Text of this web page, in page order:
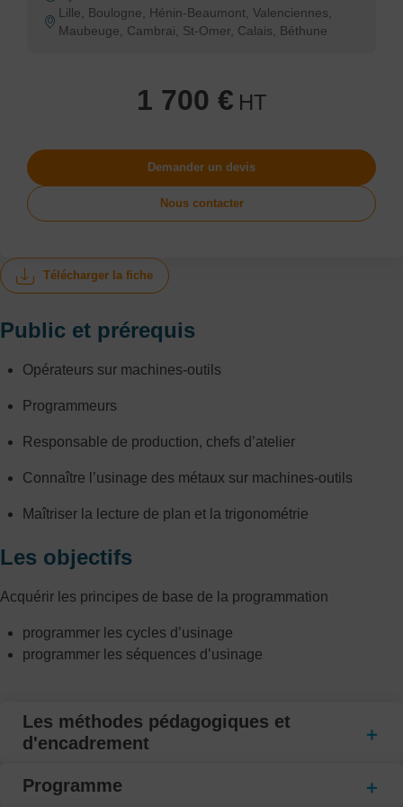
Télécharger la fiche
Public et prérequis
Opérateurs sur machines-outils
Programmeurs
Responsable de production, chefs d’atelier
Connaître l’usinage des métaux sur machines-outils
Maîtriser la lecture de plan et la trigonométrie
Les objectifs
Acquérir les principes de base de la programmation
programmer les cycles d’usinage
programmer les séquences d’usinage
Les méthodes pédagogiques et
d'encadrement
Programme
Lille, Boulogne, Hénin-Beaumont, Valenciennes,
Maubeuge, Cambrai, St-Omer, Calais, Béthune
1 700 € HT
Demander un devis
Nous contacter